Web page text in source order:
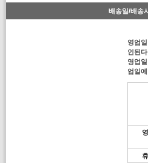
배송일/배송
영업
인된
영업
업일